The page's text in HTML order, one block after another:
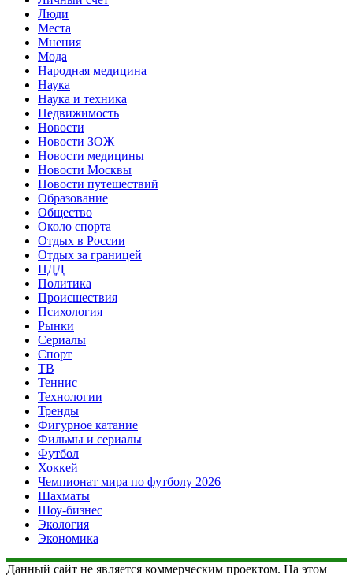
Люди
Места
Мнения
Мода
Народная медицина
Наука
Наука и техника
Недвижимость
Новости
Новости ЗОЖ
Новости медицины
Новости Москвы
Новости путешествий
Образование
Общество
Около спорта
Отдых в России
Отдых за границей
ПДД
Политика
Происшествия
Психология
Рынки
Сериалы
Спорт
ТВ
Теннис
Технологии
Тренды
Фигурное катание
Фильмы и сериалы
Футбол
Хоккей
Чемпионат мира по футболу 2026
Шахматы
Шоу-бизнес
Экология
Экономика
Данный сайт не является коммерческим проектом. На этом